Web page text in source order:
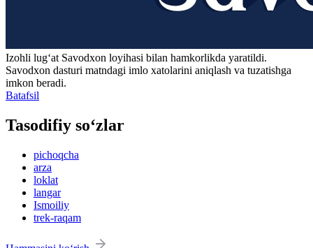
Izohli lugʻat Savodxon loyihasi bilan hamkorlikda yaratildi.
Savodxon dasturi matndagi imlo xatolarini aniqlash va tuzatishga
imkon beradi.
Batafsil
Tasodifiy so‘zlar
pichoqcha
arza
loklat
langar
Ismoiliy
trek-raqam